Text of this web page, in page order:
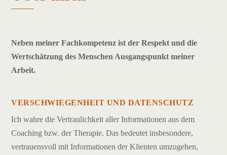
Neben meiner Fachkompetenz ist der Respekt und die
Wertschätzung des Menschen Ausgangspunkt meiner
Arbeit.
VERSCHWIEGENHEIT UND DATENSCHUTZ
Ich wahre die Vertraulichkeit aller Informationen aus dem
Coaching bzw. der Therapie. Das bedeutet insbesondere,
vertrauensvoll mit Informationen der Klienten umzugehen,